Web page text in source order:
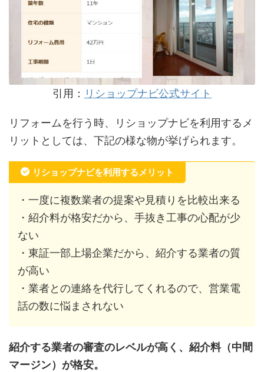
引用： リショップナビ公式サイト
リフォームを行う時、リショップナビを利用するメ
リットとしては、下記の様な物が挙げられます。
リショップナビを利用するメリット
・一度に複数業者の提案や見積りを比較出来る
・紹介料が格安だから、手抜き工事の心配が少
ない
・東証一部上場企業だから、紹介する業者の質
が高い
・業者との連絡を代行してくれるので、営業電
話の数に悩まされない
紹介する業者の審査のレベルが高く、紹介料（中間
マージン）が格安。